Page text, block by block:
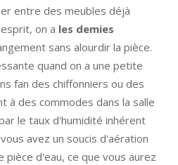
entre des meubles déjà
on a les demies
sans alourdir la pièce.
quand on a une petite
fan des chiffonniers ou des
à des commodes dans la salle
le taux d'humidité inhérent
avez un soucis d'aération
pièce d'eau, ce que vous aurez